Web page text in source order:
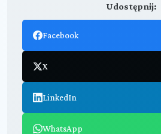
Udostępnij:
Facebook
X
LinkedIn
WhatsApp